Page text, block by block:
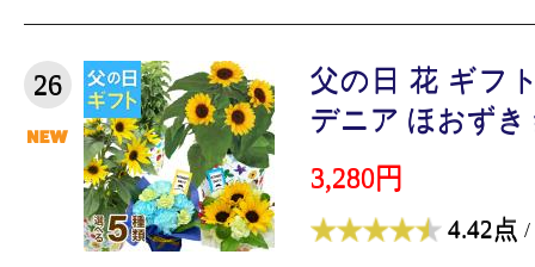
26
父の日 花 ギフ
デニア ほおずき
3,280円
4.42点 /